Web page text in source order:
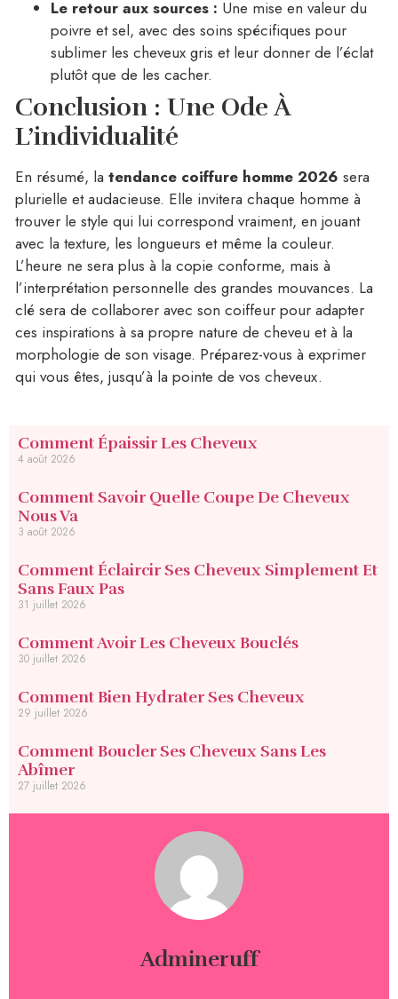
Le retour aux sources : Une mise en valeur du
poivre et sel, avec des soins spécifiques pour
sublimer les cheveux gris et leur donner de l’éclat
plutôt que de les cacher.
Conclusion : Une Ode À
L’individualité
En résumé, la tendance coiffure homme 2026 sera
plurielle et audacieuse. Elle invitera chaque homme à
trouver le style qui lui correspond vraiment, en jouant
avec la texture, les longueurs et même la couleur.
L’heure ne sera plus à la copie conforme, mais à
l’interprétation personnelle des grandes mouvances. La
clé sera de collaborer avec son coiffeur pour adapter
ces inspirations à sa propre nature de cheveu et à la
morphologie de son visage. Préparez-vous à exprimer
qui vous êtes, jusqu’à la pointe de vos cheveux.
Admineruff
Comment Épaissir Les Cheveux
4 août 2026
Comment Savoir Quelle Coupe De Cheveux
Nous Va
3 août 2026
Comment Éclaircir Ses Cheveux Simplement Et
Sans Faux Pas
31 juillet 2026
Comment Avoir Les Cheveux Bouclés
30 juillet 2026
Comment Bien Hydrater Ses Cheveux
29 juillet 2026
Comment Boucler Ses Cheveux Sans Les
Abîmer
27 juillet 2026